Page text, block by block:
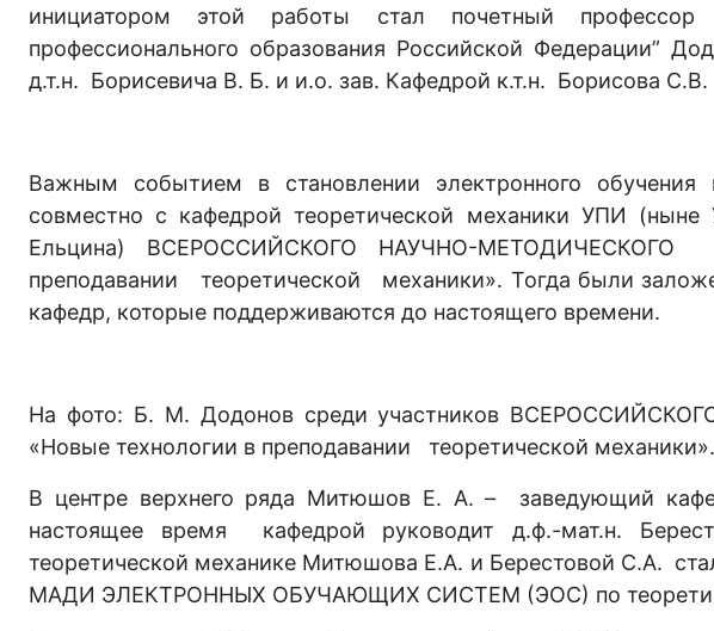
инициатором этой работы стал почетный
профессионального образования Российской Федерации”
д.т.н. Борисевича В. Б. и и.о. зав. Кафедрой к.т.н. Борисова С.В.
Важным событием в становлении электронного
совместно с кафедрой теоретической механики УПИ
Ельцина) ВСЕРОССИЙСКОГО НАУЧНО-
преподавании теоретической механики». Тогда были
кафедр, которые поддерживаются до настоящего времени.
На фото: Б. М. Додонов среди участников
«Новые технологии в преподавании теоретической механики».
В центре верхнего ряда Митюшов Е. А. – заведующий
настоящее время кафедрой руководит д.ф.-мат.н.
теоретической механике Митюшова Е.А. и Берестовой С.А.
МАДИ ЭЛЕКТРОННЫХ ОБУЧАЮЩИХ СИСТЕМ (ЭОС) по